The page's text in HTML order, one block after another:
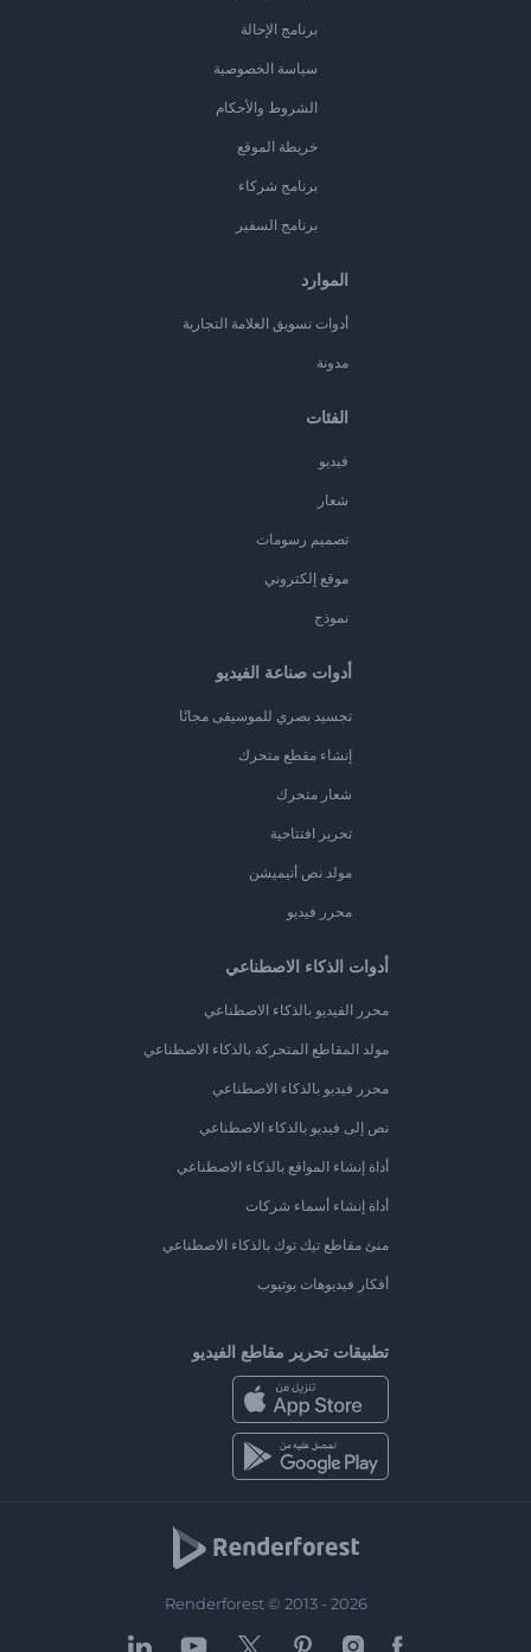
برنامج الإحالة
سياسة الخصوصية
الشروط والأحكام
خريطة الموقع
برنامج شركاء
برنامج السفير
الموارد
أدوات تسويق العلامة التجارية
مدونة
الفئات
فيديو
شعار
تصميم رسومات
موقع إلكتروني
نموذج
أدوات صناعة الفيديو
تجسيد بصري للموسيقى مجانًا
إنشاء مقطع متحرك
شعار متحرك
تحرير افتتاحية
مولد نص أنيميشن
محرر فيديو
أدوات الذكاء الاصطناعي
محرر الفيديو بالذكاء الاصطناعي
مولد المقاطع المتحركة بالذكاء الاصطناعي
محرر فيديو بالذكاء الاصطناعي
نص إلى فيديو بالذكاء الاصطناعي
أداة إنشاء المواقع بالذكاء الاصطناعي
أداة إنشاء أسماء شركات
منئ مقاطع تيك توك بالذكاء الاصطناعي
أفكار فيديوهات يوتيوب
تطبيقات تحرير مقاطع الفيديو
Renderforest © 2013 - 2026